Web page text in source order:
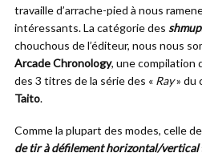
travaille d’arrache-pied à nous
intéressants. La catégorie des
chouchous de l’éditeur, nous nous
Arcade Chronology, une compilation
des 3 titres de la série des « Ray» du
Taito.
Comme la plupart des modes, celle
de tir à défilement horizontal/vertical